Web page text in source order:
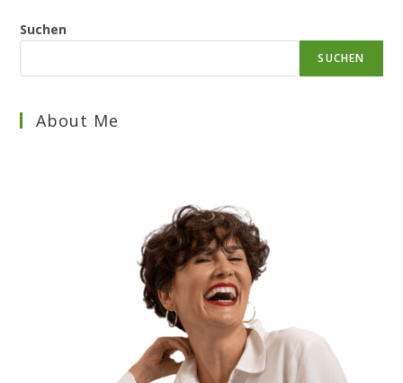
Suchen
SUCHEN
About Me